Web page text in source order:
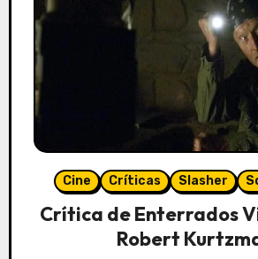
Cine Críticas Slasher
Crítica de Enterrados
Robert